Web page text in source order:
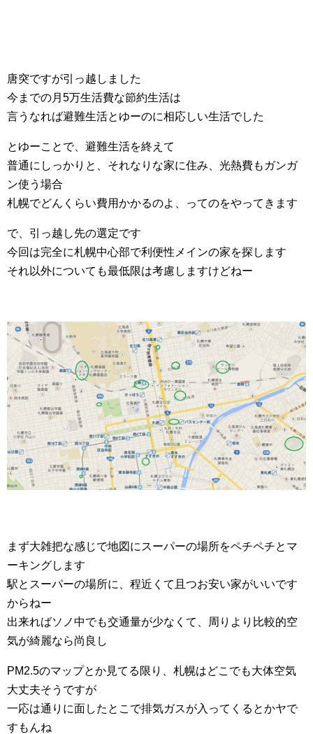
唐突ですが引っ越しました
今までの月5万生活費な節約生活は
言うなれば避難生活とゆーのに相応しい生活でした
とゆーことで、避難生活を終えて
普通にしっかりと、それなりな家に住み、光熱費もガンガ
ン使う場合
札幌でどんくらい費用かかるのよ、ってのをやってきます
で、引っ越し先の選定です
今回は完全に札幌中心部で利便性メインの家を探します
それ以外についても最低限は考慮しますけどねー
まず大雑把な感じで地図にスーパーの場所をペチペチとマ
ーキングします
駅とスーパーの場所に、程近くて且つお安い家がいいです
からねー
出来ればソノ中でも交通量が少なくて、周りより比較的空
気が綺麗なら尚良し
PM2.5のマップとか見てる限り、札幌はどこでも大体空気
大丈夫そうですが
一応は通りに面したとこで排気ガスが入ってくるとかヤで
すもんね